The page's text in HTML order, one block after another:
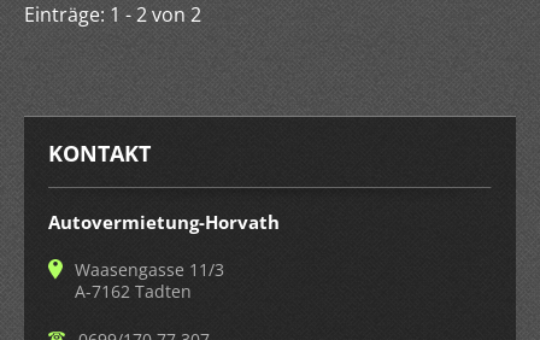
Einträge: 1 - 2 von 2
KONTAKT
Autovermietung-Horvath
Waasengasse 11/3
A-7162 Tadten